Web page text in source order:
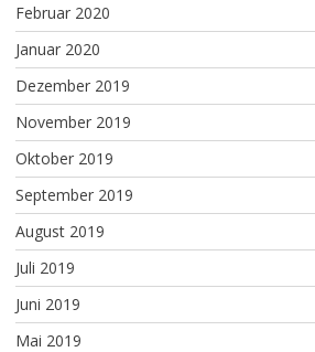
Februar 2020
Januar 2020
Dezember 2019
November 2019
Oktober 2019
September 2019
August 2019
Juli 2019
Juni 2019
Mai 2019